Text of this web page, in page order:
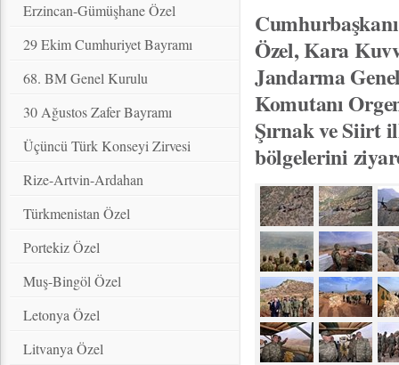
Erzincan-Gümüşhane Özel
29 Ekim Cumhuriyet Bayramı
68. BM Genel Kurulu
30 Ağustos Zafer Bayramı
Üçüncü Türk Konseyi Zirvesi
Rize-Artvin-Ardahan
Türkmenistan Özel
Portekiz Özel
Muş-Bingöl Özel
Letonya Özel
Litvanya Özel
Özel, Kara
Jandarma
Komutanı
Şırnak ve Siirt
bölgelerini